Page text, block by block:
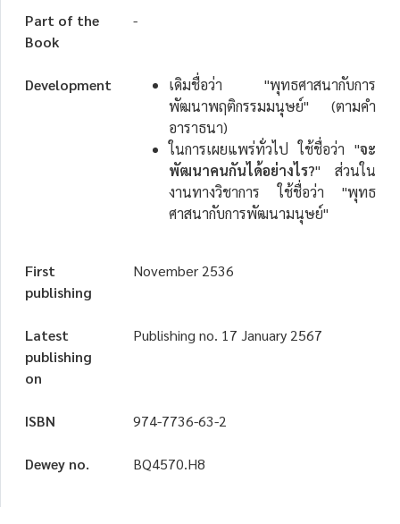
Part of the
Book
-
Development
เดิมชื่อว่า "พุทธศาสนากับการ
พัฒนาพฤติกรรมมนุษย์" (ตามคำ
อาราธนา)
ในการเผยแพร่ทั่วไป ใช้ชื่อว่า "จะ
พัฒนาคนกันได้อย่างไร?" ส่วนใน
งานทางวิชาการ ใช้ชื่อว่า "พุทธ
ศาสนากับการพัฒนามนุษย์"
First
publishing
November 2536
Latest
publishing
on
Publishing no. 17 January 2567
ISBN 974-7736-63-2
Dewey no. BQ4570.H8